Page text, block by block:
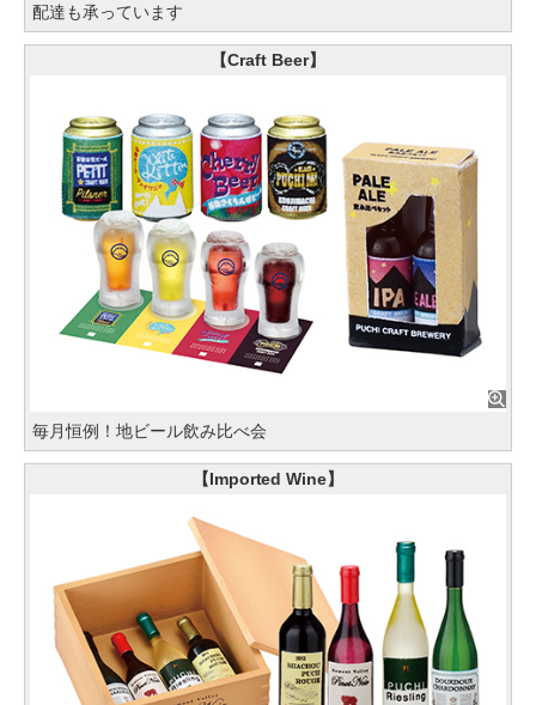
配達も承っています
【Craft Beer】
毎月恒例！地ビール飲み比べ会
【Imported Wine】